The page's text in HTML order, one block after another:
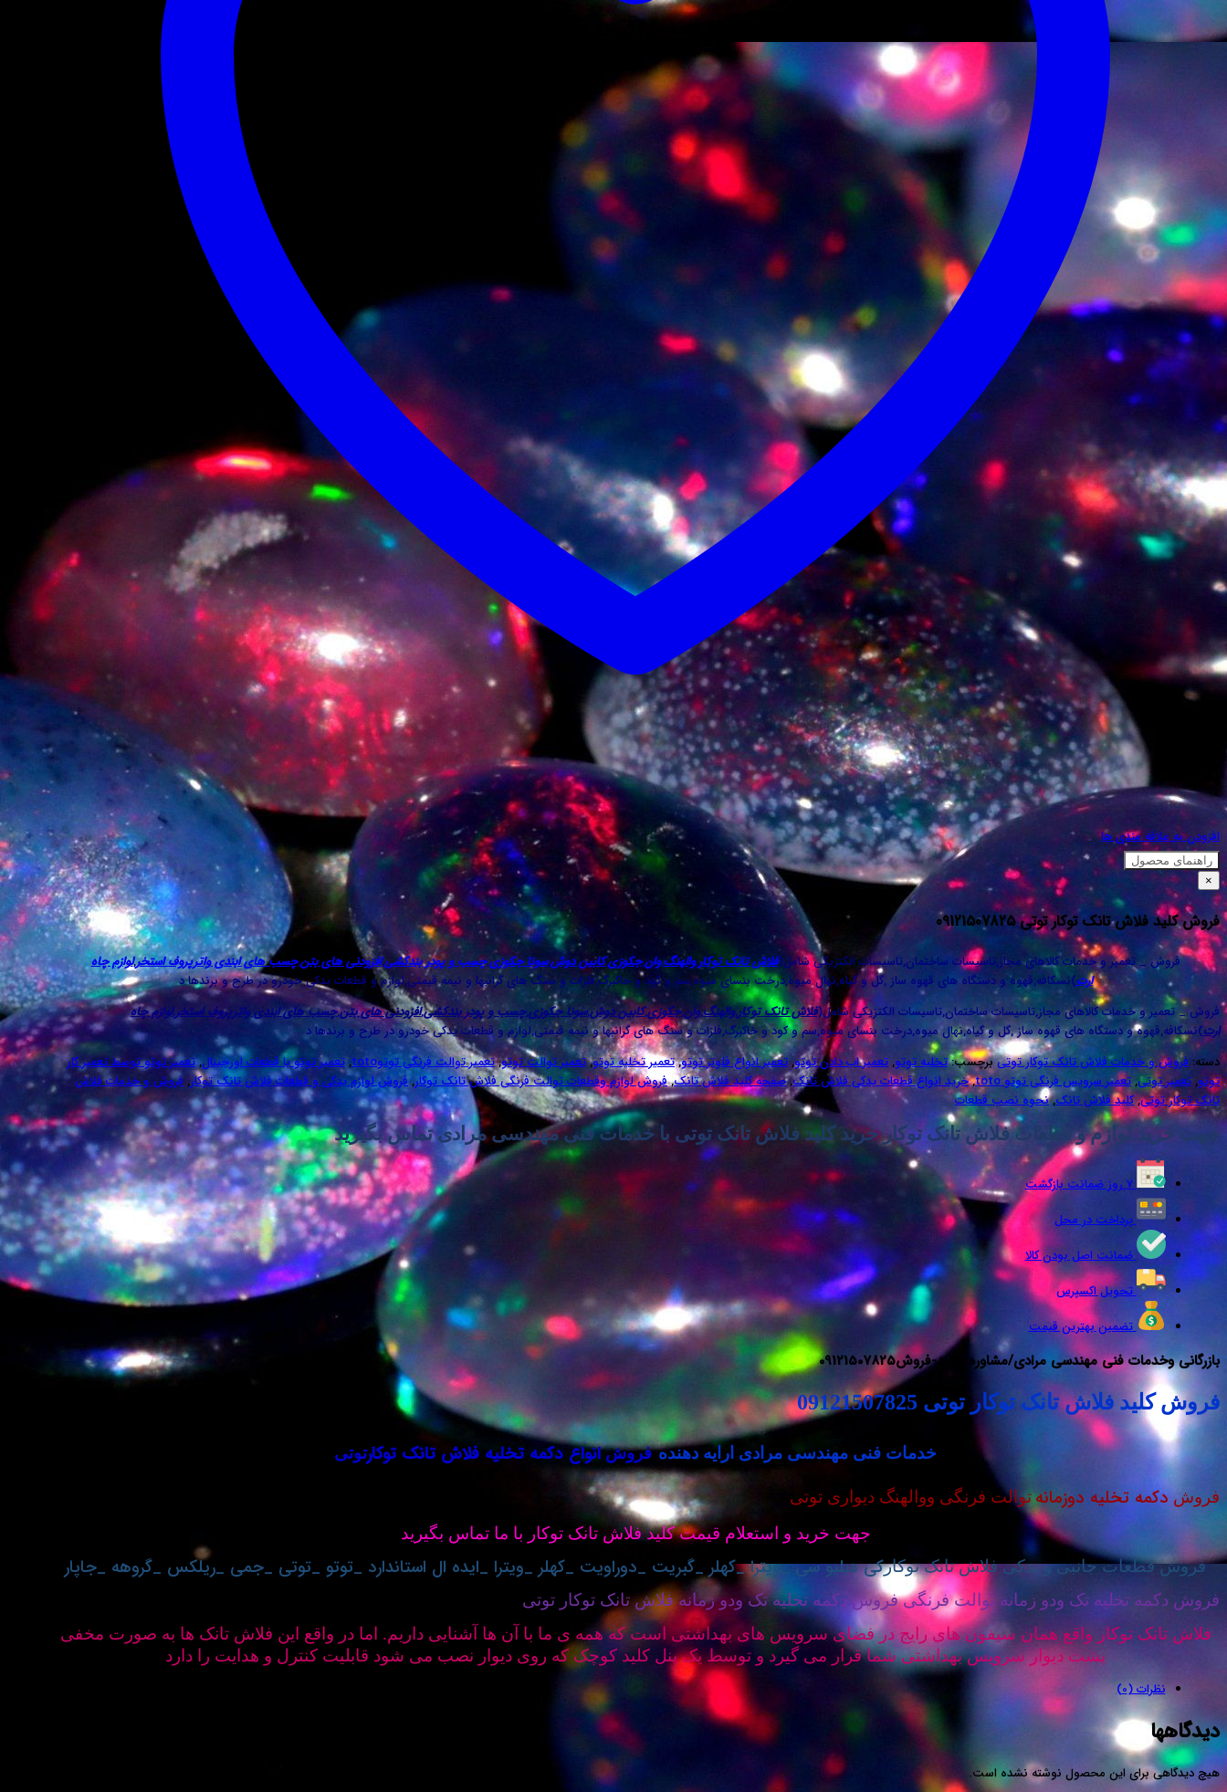
افزودن به علاقه مندی ها
راهنمای محصول
×
فروش کلید فلاش تانک توکار توتی 09121507825
فروش _ تعمیر و خدمات کالاهای مجاز,تاسیسات ساختمان,تاسیسات الکتزیکی شامل(فلاش تانک توکار,والهنگ,وان,جکوزی,کابین دوش,سونا جکوزی,چسب و پودر بندکشی,افزودنی های بتن,چسب های ابندی واترپروف استخر,لوازم چاه
ارت)نسکافه,قهوه و دستگاه های قهوه ساز ,گل و گیاه,نهال میوه,درخت بنسای میوه,سم و کود و خاکبرگ,فلزات و سنگ های گرانبها و نیمه قیمتی,لوازم و قطعات یدکی خودرو در طرح و برندها د
فروش _ تعمیر و خدمات کالاهای مجاز,تاسیسات ساختمان,تاسیسات الکتزیکی شامل(فلاش تانک توکار,والهنگ,وان,جکوزی,کابین دوش,سونا جکوزی,چسب و پودر بندکشی,افزودنی های بتن,چسب های ابندی واترپروف استخر,لوازم چاه
ارت)نسکافه,قهوه و دستگاه های قهوه ساز ,گل و گیاه,نهال میوه,درخت بنسای میوه,سم و کود و خاکبرگ,فلزات و سنگ های گرانبها و نیمه قیمتی,لوازم و قطعات یدکی خودرو در طرح و برندها د
دسته:فروش و خدمات فلاش تانک توکار توتیبرچسب:تخلیه توتو,تعمیر اب دادن توتو,تعمیر انواع فلوتر توتو,تعمیر تخلیه توتو,تعمیر توالت توتو,تعمیر توالت فرنگی توتوtoto ,تعمیر توتو با قطعات اورجینال,تعمیر توتو توسط تعمیر کار
توتو,تعمیر توتی,تعمیر سرویس فرنگی توتو toto ,خرید انواع قطعات یدکی فلاش تانک,صفحه کلید فلاش تانک,فروش لوازم وقطعات توالت فرنگی فلاش تانک توکار,فروش لوازم یدکی و قطعات فلاش تانک توکار,فروش و خدمات فلاش
تانک توکار توتی,کلید فلاش تانک,نحوه نصب قطعات
جهت خرید لوازم و قطعات فلاش تانک توکار خرید کلید فلاش تانک توتی با خدمات فنی مهندسی مرادی تماس بگیرید
۷ روز ضمانت بازگشت
پرداخت در محل
ضمانت اصل بودن کالا
تحویل اکسپرس
تضمین بهترین قیمت
بازرگانی وخدمات فنی مهندسی مرادی/مشاوره خرید-فروش09121507825
فروش کلید فلاش تانک توکار توتی 09121507825
خدمات فنی مهندسی مرادی ارایه دهنده فروشانواع دکمه تخلیه فلاش تانک توکارتوتی
فروش دکمه تخلیه دوزمانهتوالت فرنگی ووالهنگ دیواری توتی
جهت خرید و استعلام قیمت کلید فلاش تانک توکار با ما تماس بگیرید
فروش قطعات جانبی و یدکی فلاش تانک توکارکی دبلیو سی _ویترا _کهلر _گبریت _دوراویت _کهلر _ویترا _ایده ال استاندارد _توتو _توتی _جمی _ریلکس _گروهه _جاپار
فروش دکمه تخلیه تک ودو زمانه توالت فرنگی فروش دکمه تخلیه تک ودو زمانه فلاش تانک توکار توتی
فلاش تانک توکار واقع همان سیفون های رایج در فضای سرویس های بهداشتی است که همه ی ما با آن ها آشنایی داریم. اما در واقع این فلاش تانک ها به صورت مخفی
پشت دیوار سرویس بهداشتی شما قرار می گیرد و توسط یک پنل کلید کوچک که روی دیوار نصب می شود قابلیت کنترل و هدایت را دارد
نظرات (0)
دیدگاهها
هیچ دیدگاهی برای این محصول نوشته نشده است.